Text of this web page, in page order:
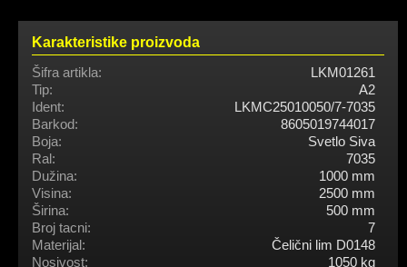
Karakteristike proizvoda
Šifra artikla:
LKM01261
Tip:
A2
Ident:
LKMC25010050/7-7035
Barkod:
8605019744017
Boja:
Svetlo Siva
Ral:
7035
Dužina:
1000 mm
Visina:
2500 mm
Širina:
500 mm
Broj tacni:
7
Materijal:
Čelični lim D0148
Nosivost:
1050 kg